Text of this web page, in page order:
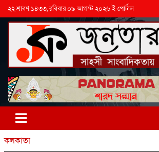
২২ শ্রাবণ ১৪৩৩, রবিবার ০৯ আগস্ট ২০২৬ ই-পোর্টাল
কলকাতা